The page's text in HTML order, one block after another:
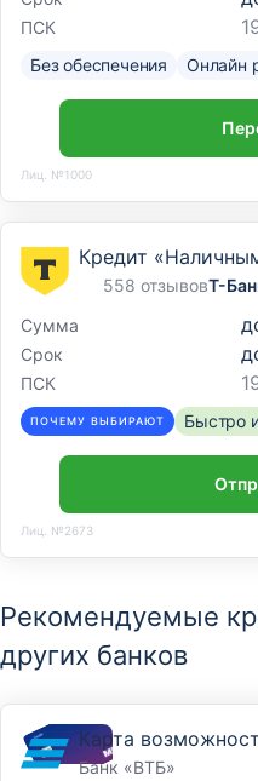
ПСК
Без обеспечения Онлайн
Лиц. №1000
Кредит
558 отзывовТ-
Сумма
Срок
ПСК
ПОЧЕМУ ВЫБИРАЮТ Быстро
Лиц. №2673
Рекомендуемые
других банков
Карта
Банк «ВТБ»